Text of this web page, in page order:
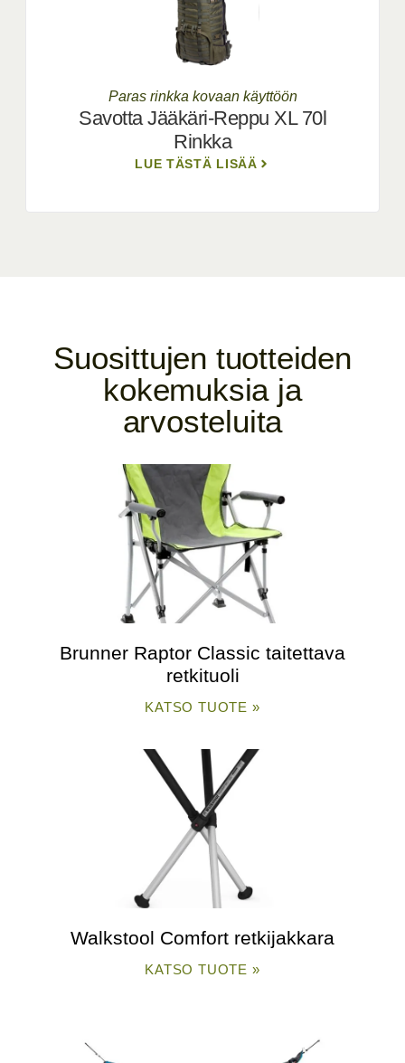
Paras rinkka kovaan käyttöön
Savotta Jääkäri-Reppu XL 70l
Rinkka
LUE TÄSTÄ LISÄÄ
Suosittujen tuotteiden
kokemuksia ja
arvosteluita
Brunner Raptor Classic taitettava
retkituoli
KATSO TUOTE »
Walkstool Comfort retkijakkara
KATSO TUOTE »